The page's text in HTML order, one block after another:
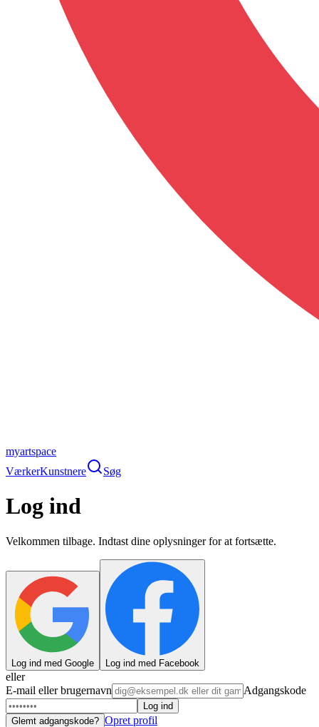
myartspace
VærkerKunstnere Søg
Log ind
Velkommen tilbage. Indtast dine oplysninger for at fortsætte.
Log ind med Google Log ind med Facebook
eller
E-mail eller brugernavn
Adgangskode
Log ind
Glemt adgangskode? Opret profil